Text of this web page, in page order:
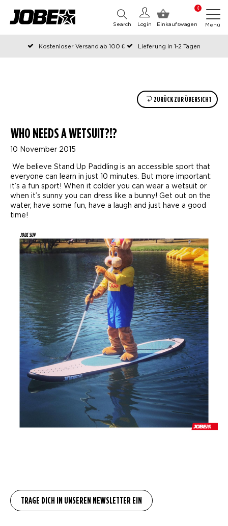
0
Einkaufswagen
Login
Search Menü
Kostenloser Versand ab 100 €
Lieferung in 1-2 Tagen
An Werktagen vor 12:00 Uhr bestellt, noch am selben Tag versendet
ZURÜCK ZUR ÜBERSICHT
WHO NEEDS A WETSUIT?!?
10 November 2015
We believe Stand Up Paddling is an accessible sport that
everyone can learn in just 10 minutes. But more important:
it’s a fun sport! When it colder you can wear a wetsuit or
when it’s sunny you can dress like a bunny! Get out on the
water, have some fun, have a laugh and just have a good
time!